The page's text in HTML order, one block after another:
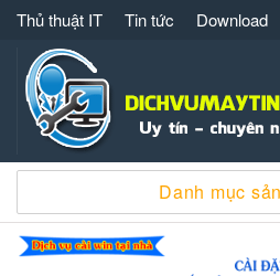
Thủ thuật IT Tin tức Download
Dịch vụ máy tính 247 – 091 861
Danh mục